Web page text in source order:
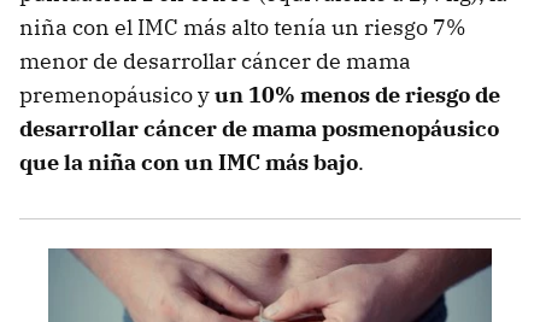
niña con el IMC más alto tenía un riesgo 7%
menor de desarrollar cáncer de mama
premenopáusico yun 10% menos de riesgo de
desarrollar cáncer de mama posmenopáusico
que la niña con un IMC más bajo.